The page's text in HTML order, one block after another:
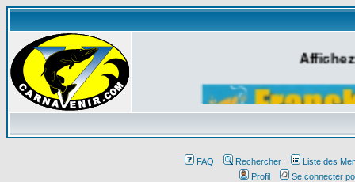
FAQ Rechercher
Liste des
Profil
Se connecter